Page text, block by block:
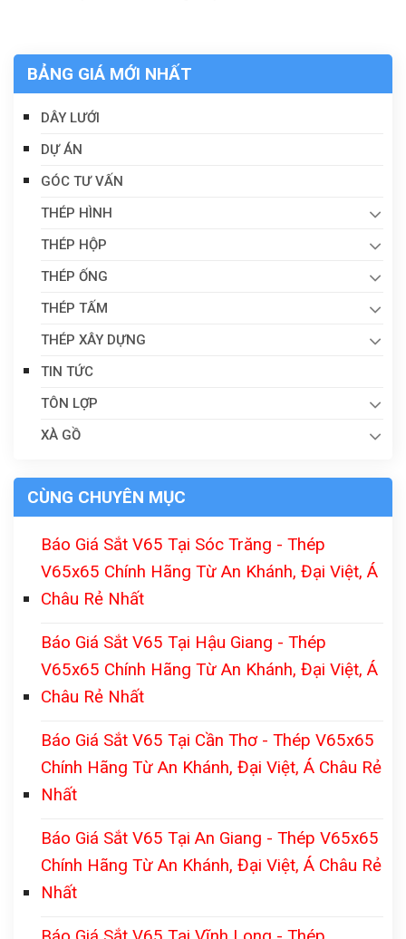
BẢNG GIÁ MỚI NHẤT
DÂY LƯỚI
DỰ ÁN
GÓC TƯ VẤN
THÉP HÌNH
THÉP HỘP
THÉP ỐNG
THÉP TẤM
THÉP XÂY DỰNG
TIN TỨC
TÔN LỢP
XÀ GỒ
CÙNG CHUYÊN MỤC
Báo Giá Sắt V65 Tại Sóc Trăng - Thép
V65x65 Chính Hãng Từ An Khánh, Đại Việt, Á
Châu Rẻ Nhất
Báo Giá Sắt V65 Tại Hậu Giang - Thép
V65x65 Chính Hãng Từ An Khánh, Đại Việt, Á
Châu Rẻ Nhất
Báo Giá Sắt V65 Tại Cần Thơ - Thép V65x65
Chính Hãng Từ An Khánh, Đại Việt, Á Châu Rẻ
Nhất
Báo Giá Sắt V65 Tại An Giang - Thép V65x65
Chính Hãng Từ An Khánh, Đại Việt, Á Châu Rẻ
Nhất